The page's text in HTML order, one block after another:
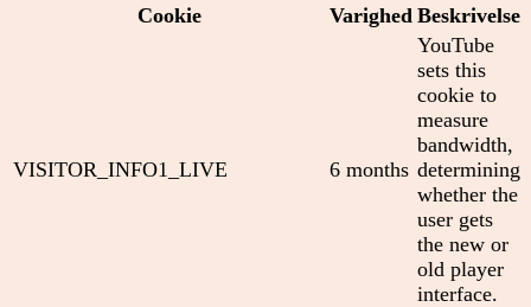
Cookie
Varighed Beskrivelse
VISITOR_INFO1_LIVE 6 months
YouTube
sets this
cookie to
measure
bandwidth,
determining
whether the
user gets
the new or
old player
interface.